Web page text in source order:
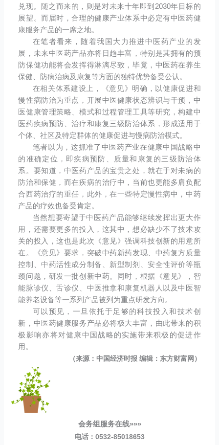
兑现。随之而来的，则是对未来十年即到2030年目标的
展望。而届时，合理的健康产业体系中必定有中医药健
康服务产品的一席之地。
在笔者看来，随着我国大力推进中医药产业的发
展，未来中医药产品亦将日趋丰富，特别是其拥有的预
防保健功能将会发挥得淋漓尽致，毕竟，中医药在养生
保健、防病治病及康复等方面的独特优势备受公认。
在相关体系建设上，《意见》明确，以健康促进和
慢性病防治为重点，开展中医健康状态辨识与干预，中
医健康管理策略、模式和过程管理工具等研究，构建中
医药疾病预防、治疗和康复三级防治体系，形成适用于
个体、社区及特定群体的健康促进与慢病防治模式。
笔者以为，这抓准了中医药产业在健康中国战略中
的准确定位，即疾病预防、质量和康复的三级防治体
系。要知道，中医药产品的宝贵之处，就在于对未病的
防治和保健，而在疾病的治疗中，当前也更能多肩负配
合西药治疗的重任，此外，在一些特定慢性病中，中药
产品的疗效也备受肯定。
当然想要寄望于中医药产品能够继续发挥出更大作
用，还需要更多的投入，这其中，想必缺少不了技术攻
关的投入，这也是此次《意见》强调科技创新的用意所
在。《意见》要求，突破中药新药发现、中药复方质量
控制、中药活性成分制备、新型制剂、安全性评价等瓶
颈问题，研发一批创新中药。同时，根据《意见》，智
能脉诊仪、舌诊仪、中医推拿和康复机器人以及中医智
能养老设备等一系列产品被列为重点研发方向。
可以预见，一旦依托于足够的科技投入和技术创
新，中医药健康服务产品必将极大丰富，由此带来的积
极影响亦将对健康中国战略的实施带来积极的促进作
用。
（来源：中国经济时报 编辑：东方财富网）
会务组服务在线»»»
电话：0532-85018653